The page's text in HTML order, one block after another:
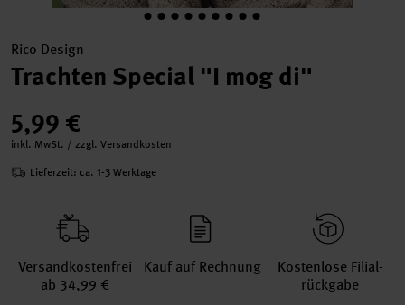
Rico Design
Trachten Special "I mog di"
5,99 €
inkl. MwSt. / zzgl. Versandkosten
Lieferzeit: ca. 1-3 Werktage
Versand­kosten­frei
ab 34,99 €
Kauf auf Rechnung
Kosten­lose Filial­
rückgabe